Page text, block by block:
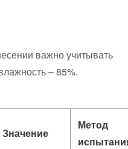
важно учитывать
– 85%.
Значение
Метод